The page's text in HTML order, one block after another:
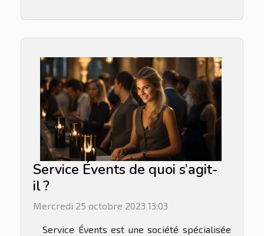
Service Évents de quoi s’agit-
il ?
Mercredi 25 octobre 2023 13:03
Service Évents est une société spécialisée